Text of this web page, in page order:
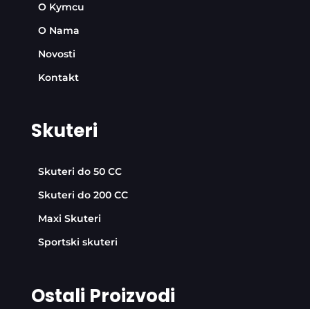
O Kymcu
O Nama
Novosti
Kontakt
Skuteri
Skuteri do 50 CC
Skuteri do 200 CC
Maxi Skuteri
Sportski skuteri
Ostali Proizvodi